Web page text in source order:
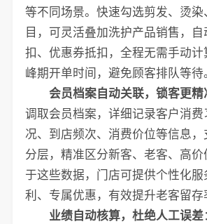
等不同场景。快速勾选剪发、烫染
目，可灵活叠加洗护产品销售，
扣、优惠券抵扣，全程无需手动计
峰期开单时间，避免顾客排队等待
会员档案自动关联，锁客更精
调取会员档案，详细记录客户消费
况、到店频次、消费价位等信息
分层，精准区分新客、老客、高
于这些数据，门店可提供个性化
利、专属优惠，有效提升老客留存
业绩自动核算，杜绝人工误差